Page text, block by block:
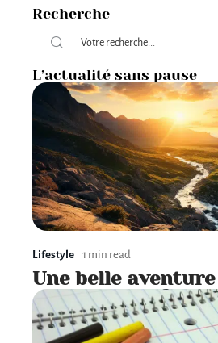
Recherche
L’actualité sans pause
Lifestyle 1 min read
Une belle